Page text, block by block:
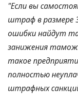
"Если вы
штраф в размере
ошибки найдут
занижения
такое
полностью
штрафных